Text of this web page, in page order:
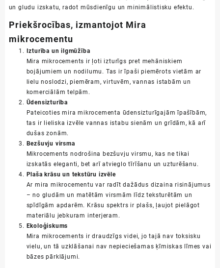
un gludu izskatu, radot mūsdienīgu un minimālistisku efektu.
Priekšrocības, izmantojot Mira
mikrocementu
Izturība un ilgmūžība
Mira mikrocements ir ļoti izturīgs pret mehāniskiem
bojājumiem un nodilumu. Tas ir īpaši piemērots vietām ar
lielu noslodzi, piemēram, virtuvēm, vannas istabām un
komerciālām telpām.
Ūdensizturība
Pateicoties mira mikrocementa ūdensizturīgajām īpašībām,
tas ir lieliska izvēle vannas istabu sienām un grīdām, kā arī
dušas zonām.
Bezšuvju virsma
Mikrocements nodrošina bezšuvju virsmu, kas ne tikai
izskatās eleganti, bet arī atvieglo tīrīšanu un uzturēšanu.
Plaša krāsu un tekstūru izvēle
Ar mira mikrocementu var radīt dažādus dizaina risinājumus
– no gludām un matētām virsmām līdz teksturētām un
spīdīgām apdarēm. Krāsu spektrs ir plašs, ļaujot pielāgot
materiālu jebkuram interjeram.
Ekoloģiskums
Mira mikrocements ir draudzīgs videi, jo tajā nav toksisku
vielu, un tā uzklāšanai nav nepieciešamas ķīmiskas līmes vai
bāzes pārklājumi.